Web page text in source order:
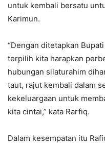
untuk kembali bersatu
Karimun.
“Dengan ditetapkan
terpilih kita harapkan
hubungan silaturahim
taut, rajut kembali dalam
kekeluargaan untuk
kita cintai,” kata Rarfiq.
Dalam kesempatan itu